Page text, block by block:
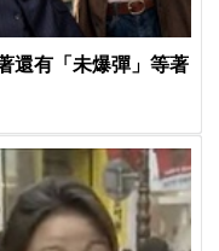
還有「未爆彈」等著